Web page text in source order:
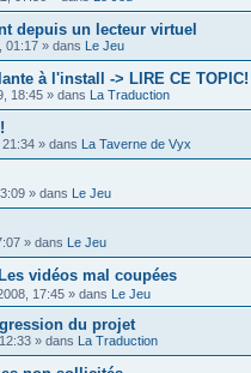
depuis un lecteur virtuel
01:17 » dans Le Jeu
à l'install -> LIRE CE TOPIC!
18:45 » dans La Traduction
» dans La Taverne de Vyx
» dans Le Jeu
» dans Le Jeu
vidéos mal coupées
17:45 » dans Le Jeu
du projet
» dans La Traduction